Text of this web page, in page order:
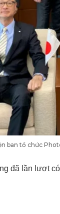
ban tổ chức
đã lần lượt